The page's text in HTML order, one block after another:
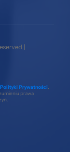
|
Polityki Prywatności
prawa